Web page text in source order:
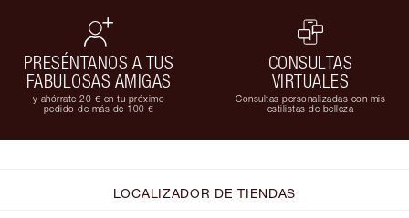
PRESÉNTANOS A TUS
FABULOSAS AMIGAS
y ahórrate 20 € en tu próximo
pedido de más de 100 €
CONSULTAS
VIRTUALES
Consultas personalizadas con mis
estilistas de belleza
LOCALIZADOR DE TIENDAS